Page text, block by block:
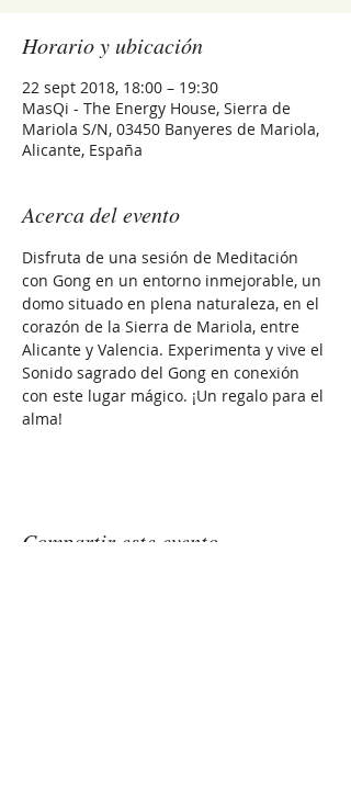
Horario y ubicación
22 sept 2018, 18:00 – 19:30
MasQi - The Energy House, Sierra de
Mariola S/N, 03450 Banyeres de Mariola,
Alicante, España
Acerca del evento
Disfruta de una sesión de Meditación
con Gong en un entorno inmejorable, un
domo situado en plena naturaleza, en el
corazón de la Sierra de Mariola, entre
Alicante y Valencia. Experimenta y vive el
Sonido sagrado del Gong en conexión
con este lugar mágico. ¡Un regalo para el
alma!
Compartir este evento